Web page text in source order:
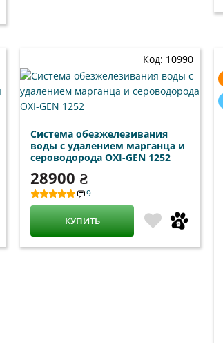
Код: 10990
Система обезжелезивания
воды с удалением марганца и
сероводорода OXI-GEN 1252
28900 ₴
9
КУПИТЬ